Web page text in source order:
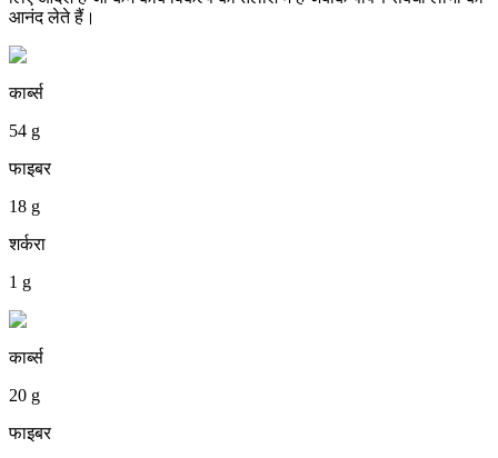
आनंद लेते हैं।
कार्ब्स
54 g
फाइबर
18 g
शर्करा
1 g
कार्ब्स
20 g
फाइबर